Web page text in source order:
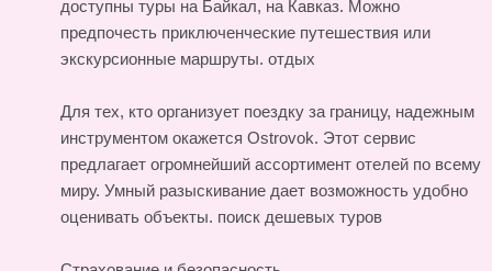
доступны туры на Байкал, на Кавказ. Можно
предпочесть приключенческие путешествия или
экскурсионные маршруты. отдых
Для тех, кто организует поездку за границу, надежным
инструментом окажется Ostrovok. Этот сервис
предлагает огромнейший ассортимент отелей по всему
миру. Умный разыскивание дает возможность удобно
оценивать объекты. поиск дешевых туров